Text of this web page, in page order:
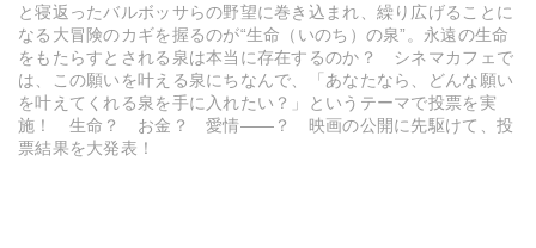
と寝返ったバルボッサらの野望に巻き込まれ、繰り広げることに
なる大冒険のカギを握るのが“生命（いのち）の泉”。永遠の生命
をもたらすとされる泉は本当に存在するのか？ シネマカフェで
は、この願いを叶える泉にちなんで、「あなたなら、どんな願い
を叶えてくれる泉を手に入れたい？」というテーマで投票を実
施！ 生命？ お金？ 愛情——？ 映画の公開に先駆けて、投
票結果を大発表！